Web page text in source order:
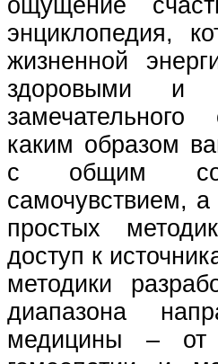
ощущение
энциклопедия,
жизненной
здоровыми и
каким образом
с общим
самочувствием,
простых
доступ к
методики
диапазона
медицины – от